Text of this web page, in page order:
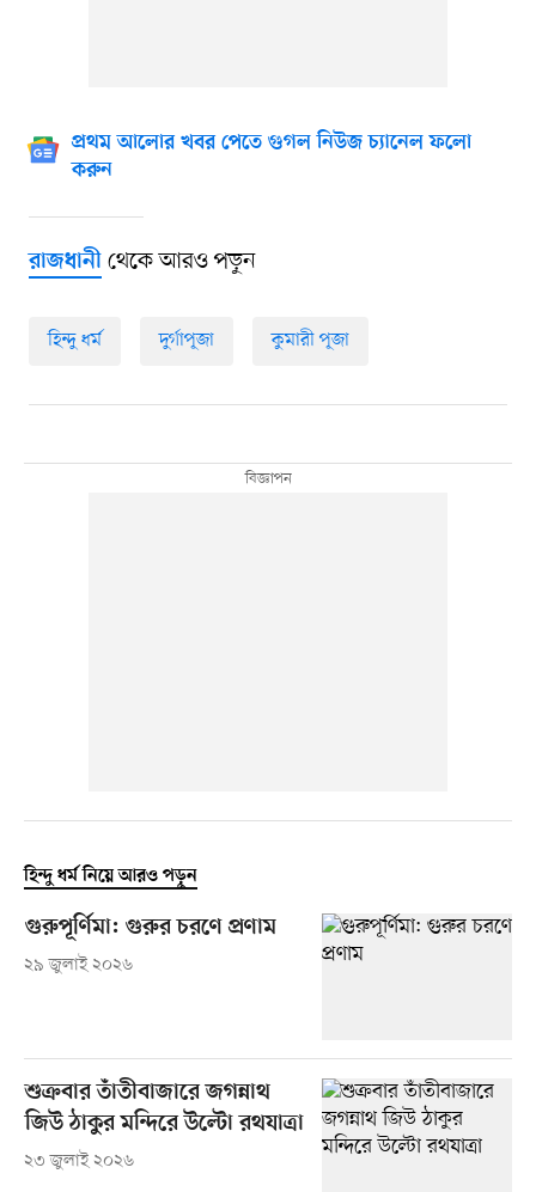
প্রথম আলোর খবর পেতে গুগল নিউজ চ্যানেল ফলো
করুন
রাজধানীথেকে আরও পড়ুন
হিন্দু ধর্ম দুর্গাপূজা কুমারী পূজা
হিন্দু ধর্ম নিয়ে আরও পড়ুন
গুরুপূর্ণিমা: গুরুর চরণে প্রণাম
২৯ জুলাই ২০২৬
শুক্রবার তাঁতীবাজারে জগন্নাথ
জিউ ঠাকুর মন্দিরে উল্টো রথযাত্রা
২৩ জুলাই ২০২৬